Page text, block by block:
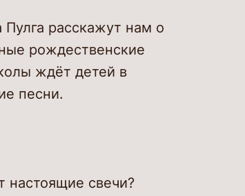
Пулга расскажут нам о
рождественские
ждёт детей в
песни.
настоящие свечи?